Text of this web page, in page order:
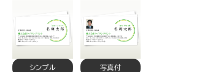
シンプル 写真付